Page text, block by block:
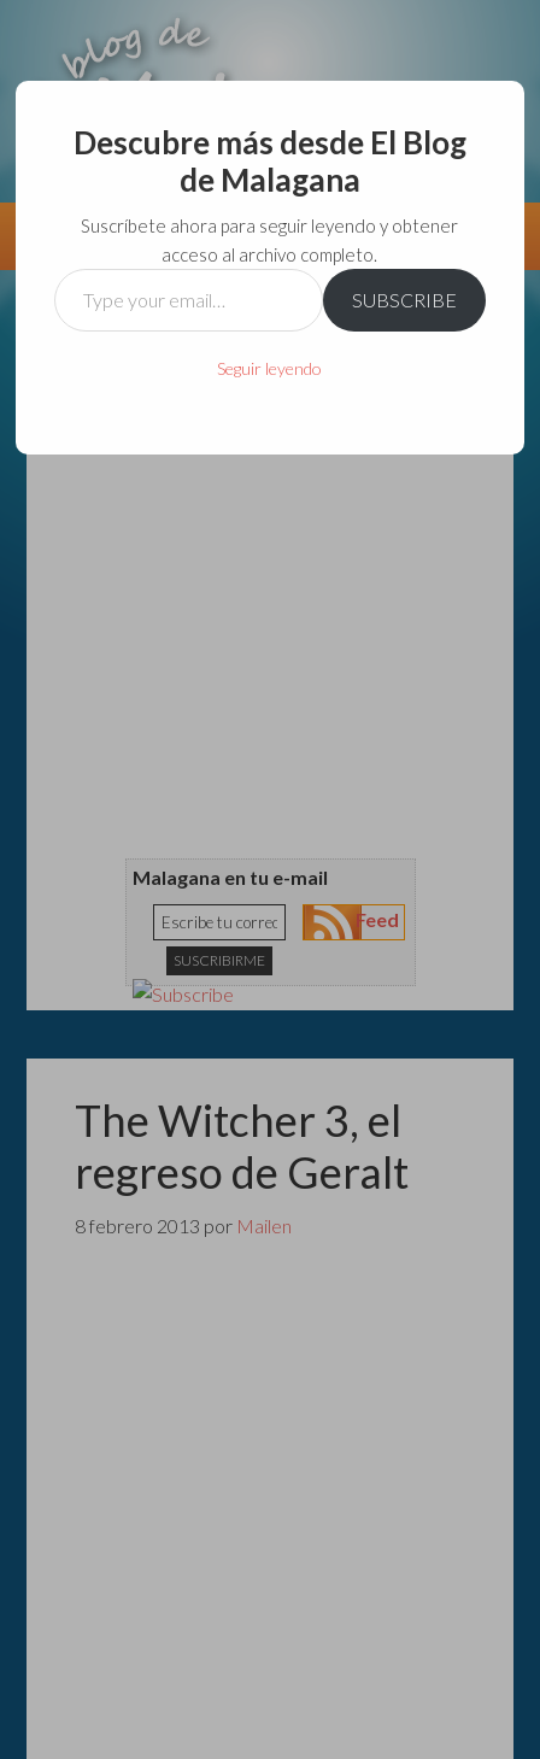
aunque lo haga de malas lo hago....
Información Directorio VivirGuadalajara
Malagana en tu e-mail
Feed
The Witcher 3, el
regreso de Geralt
8 febrero 2013 por Mailen
Descubre más desde El Blog
de Malagana
Suscríbete ahora para seguir leyendo y obtener
acceso al archivo completo.
Type
your
SUBSCRIBE
Seguir leyendo